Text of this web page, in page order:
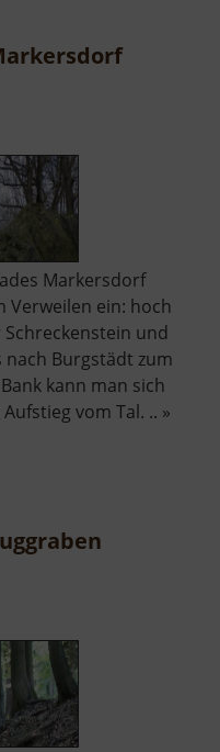
Markersdorf
Verweilen ein: hoch
und
Burgstädt zum
kann man sich
vom Tal. .. »